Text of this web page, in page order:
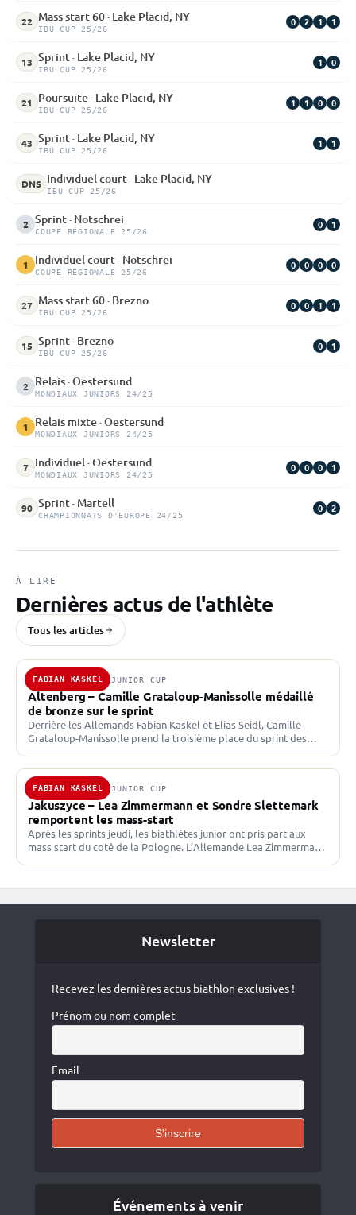
22 Mass start 60 · Lake Placid, NY
IBU CUP 25/26
0 2 1 1
13 Sprint · Lake Placid, NY
IBU CUP 25/26
1 0
21 Poursuite · Lake Placid, NY
IBU CUP 25/26
1 1 0 0
43 Sprint · Lake Placid, NY
IBU CUP 25/26
1 1
DNS Individuel court · Lake Placid, NY
IBU CUP 25/26
2 Sprint · Notschrei
COUPE RÉGIONALE 25/26
0 1
1 Individuel court · Notschrei
COUPE RÉGIONALE 25/26
0 0 0 0
27 Mass start 60 · Brezno
IBU CUP 25/26
0 0 1 1
15 Sprint · Brezno
IBU CUP 25/26
0 1
2 Relais · Oestersund
MONDIAUX JUNIORS 24/25
1 Relais mixte · Oestersund
MONDIAUX JUNIORS 24/25
7 Individuel · Oestersund
MONDIAUX JUNIORS 24/25
0 0 0 1
90 Sprint · Martell
CHAMPIONNATS D'EUROPE 24/25
0 2
À LIRE
Dernières actus de l'athlète
Tous les articles
FABIAN KASKEL
25 JAN. 2025 · JUNIOR CUP
Altenberg – Camille Grataloup-Manissolle médaillé
de bronze sur le sprint
Derrière les Allemands Fabian Kaskel et Elias Seidl, Camille
Grataloup-Manissolle prend la troisième place du sprint des
pour les Bleus…
FABIAN KASKEL
18 JAN. 2025 · JUNIOR CUP
Jakuszyce – Lea Zimmermann et Sondre Slettemark
remportent les mass-start
Après les sprints jeudi, les biathlètes junior ont pris part aux
mass start du coté de la Pologne. L’Allemande Lea Zimmermann
Newsletter
Recevez les dernières actus biathlon exclusives !
Prénom ou nom complet
Email
Événements à venir